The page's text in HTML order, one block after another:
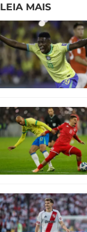
LEIA MAIS